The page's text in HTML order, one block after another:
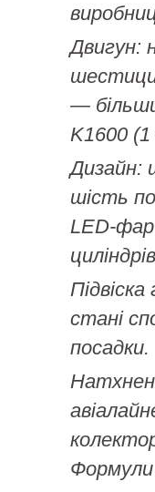
Двигун:
—
K1600 (1
Дизайн:
шість
LED-фар
стані
посадки.
Формули